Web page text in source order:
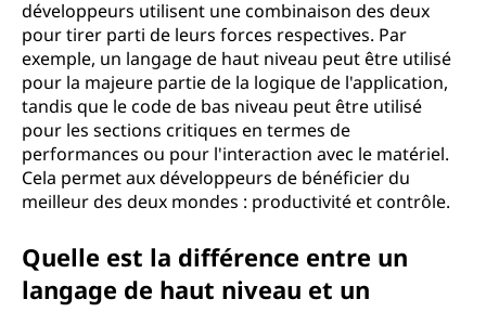
développeurs utilisent une combinaison des deux
pour tirer parti de leurs forces respectives. Par
exemple, un langage de haut niveau peut être utilisé
pour la majeure partie de la logique de l'application,
tandis que le code de bas niveau peut être utilisé
pour les sections critiques en termes de
performances ou pour l'interaction avec le matériel.
Cela permet aux développeurs de bénéficier du
meilleur des deux mondes : productivité et contrôle.
Quelle est la différence entre un
langage de haut niveau et un